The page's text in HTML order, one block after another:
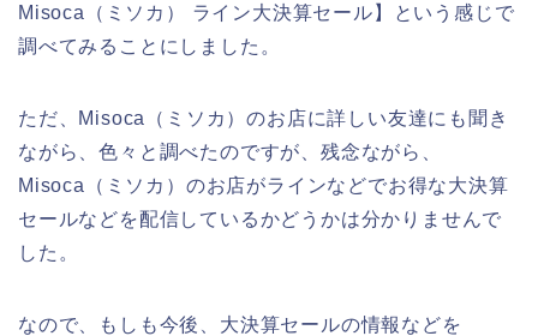
Misoca（ミソカ） ライン大決算セール】という感じで
調べてみることにしました。
ただ、Misoca（ミソカ）のお店に詳しい友達にも聞き
ながら、色々と調べたのですが、残念ながら、
Misoca（ミソカ）のお店がラインなどでお得な大決算
セールなどを配信しているかどうかは分かりませんで
した。
なので、もしも今後、大決算セールの情報などを